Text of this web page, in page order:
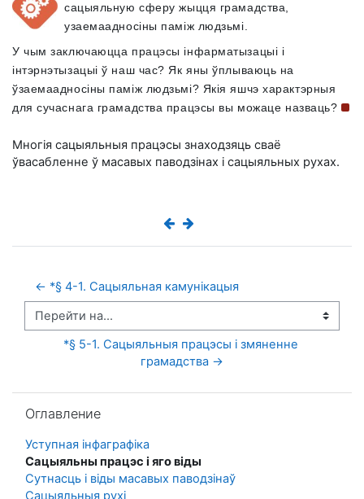
сацыяльную сферу жыцця грамадства,
узаемаадносіны паміж людзьмі.
У чым заключаюцца працэсы інфарматызацыі і
інтэрнэтызацыі ў наш час? Як яны ўплываюць на
ўзаемаадносіны паміж людзьмі? Якія яшчэ характэрныя
для сучаснага грамадства працэсы вы можаце назваць?
Многія сацыяльныя працэсы знаходзяць сваё
ўвасабленне ў масавых паводзінах і сацыяльных рухах.
← *§ 4-1. Сацыяльная камунікацыя
Перейти на...
*§ 5-1. Сацыяльныя працэсы і змяненне
грамадства →
Оглавление
Уступная інфаграфіка
Сацыяльны працэс і яго віды
Сутнасць і віды масавых паводзінаў